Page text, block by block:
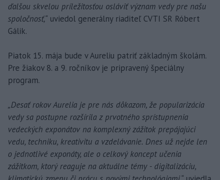
ďalšou skvelou príležitosťou osláviť význam vedy pre našu
spoločnosť,“ uviedol generálny riaditeľ CVTI SR Róbert
Gálik.
Piatok 15. mája bude v Aureliu patriť základným školám.
Pre žiakov 8. a 9. ročníkov je pripravený špeciálny
program.
„Desať rokov Aurelia je pre nás dôkazom, že popularizácia
vedy sa postupne rozšírila z prvotného sprístupnenia
vedeckých exponátov na komplexný zážitok prepájajúci
vedu, techniku, kreativitu a vzdelávanie. Dnes už nejde len
o jednotlivé exponáty, ale o celkový koncept učenia
zážitkom, ktorý reaguje na aktuálne témy - digitalizáciu,